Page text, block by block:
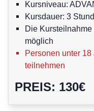
Kursniveau:
Kursdauer: 3
Die
möglich
Personen unter
teilnehmen
PREIS: 130€